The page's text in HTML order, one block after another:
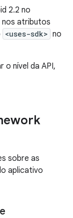
2.2 no
nos atributos
<uses-sdk> no
o nível da API,
sobre as
aplicativo